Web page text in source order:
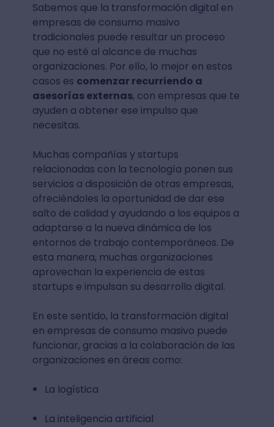
Sabemos que la transformación digital en
empresas de consumo masivo
tradicionales puede resultar un proceso
que no esté al alcance de muchas
organizaciones. Por ello, lo mejor en estos
casos es comenzar recurriendo a
asesorías externas, con empresas que te
ayuden a obtener ese impulso que
necesitas.
Muchas compañías y startups
relacionadas con la tecnología ponen sus
servicios a disposición de otras empresas,
ofreciéndoles la oportunidad de dar ese
salto de calidad y ayudando a los equipos a
adaptarse a la nueva dinámica de los
entornos de trabajo contemporáneos. De
esta manera, muchas organizaciones
aprovechan la experiencia de estas
startups e impulsan su desarrollo digital.
En este sentido, la transformación digital
en empresas de consumo masivo puede
funcionar, gracias a la colaboración de las
organizaciones en áreas como:
La logística
La inteligencia artificial